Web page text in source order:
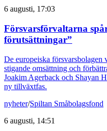
6 augusti, 17:03
Försvarsförvaltarna
förutsättningar”
De europeiska försvarsbolagen
stigande omsättning och
Joakim Agerback och Shayan
ny tillväxtfas.
nyheter/Spiltan Småbolagsfond
6 augusti, 14:51